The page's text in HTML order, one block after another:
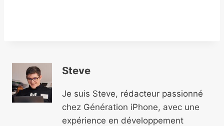
Steve
Je suis Steve, rédacteur passionné
chez Génération iPhone, avec une
expérience en développement